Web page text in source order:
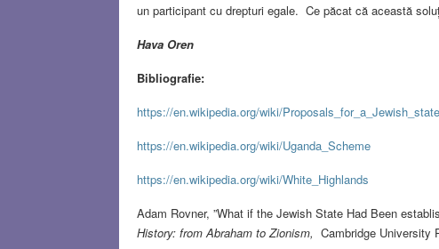
un participant cu drepturi egale. Ce păcat că această
Hava Oren
Bibliografie:
https://en.wikipedia.org/wiki/Proposals_for_a_Jewish_state
https://en.wikipedia.org/wiki/Uganda_Scheme
https://en.wikipedia.org/wiki/White_Highlands
Adam Rovner, ”What if the Jewish State Had Been
History: from Abraham to Zionism, Cambridge University